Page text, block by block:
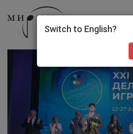
Switch to English?